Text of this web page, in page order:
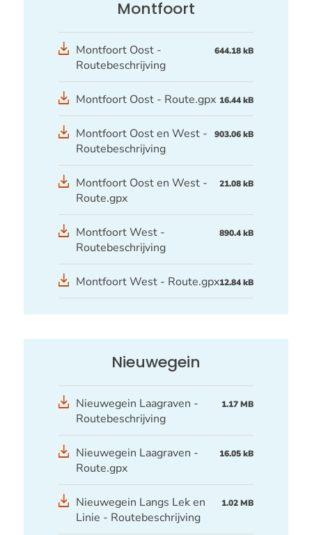
Montfoort
Montfoort Oost -
Routebeschrijving
644.18 kB
GPXMontfoort Oost - Route.gpx 16.44 kB
Montfoort Oost en West -
Routebeschrijving
903.06 kB
GPX
bestand
Montfoort Oost en West -
Route.gpx
21.08 kB
Montfoort West -
Routebeschrijving
890.4 kB
GPXMontfoort West - Route.gpx12.84 kB
Nieuwegein
Nieuwegein Laagraven -
Routebeschrijving
1.17 MB
GPX
bestand
Nieuwegein Laagraven -
Route.gpx
16.05 kB
Nieuwegein Langs Lek en
Linie - Routebeschrijving
1.02 MB